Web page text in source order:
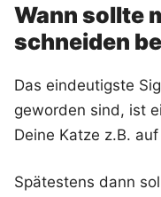
Wann sollte
schneiden
Das eindeutigste
geworden sind, ist
Deine Katze z.B.
Spätestens dann